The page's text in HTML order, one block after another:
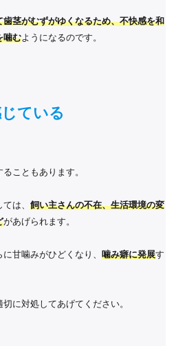
歯茎がむずがゆくなるため、不快感を和
噛むようになるのです。
ている
こともあります。
は、 飼い主さんの不在、生活環境の変
があげられます。
甘噛みがひどくなり、 噛み癖に発展す
に対処してあげてください。